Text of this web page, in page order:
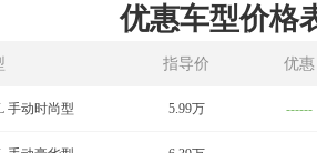
优惠车型价格
指导价 优惠
手动时尚型 5.99万 ------